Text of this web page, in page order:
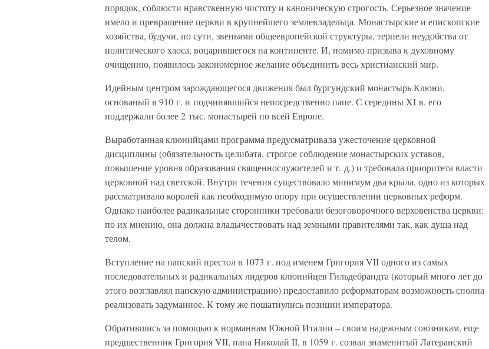
порядок, соблюсти нравственную чистоту и каноническую строгость. Серьезное значение
имело и превращение церкви в крупнейшего землевладельца. Монастырские и епископские
хозяйства, будучи, по сути, звеньями общеевропейской структуры, терпели неудобства от
политического хаоса, воцарившегося на континенте. И, помимо призыва к духовному
очищению, появилось закономерное желание объединить весь христианский мир.
Идейным центром зарождающегося движения был бургундский монастырь Клюни,
основаный в 910 г. и подчинявшийся непосредственно папе. С середины XI в. его
поддержали более 2 тыс. монастырей по всей Европе.
Выработанная клюнийцами программа предусматривала ужесточение церковной
дисциплины (обязательность целибата, строгое соблюдение монастырских уставов,
повышение уровня образования священнослужителей и т. д.) и требовала приоритета власти
церковной над светской. Внутри течения существовало минимум два крыла, одно из которых
рассматривало королей как необходимую опору при осуществлении церковных реформ.
Однако наиболее радикальные сторонники требовали безоговорочного верховенства церкви:
по их мнению, она должна владычествовать над земными правителями так, как душа над
телом.
Вступление на папский престол в 1073 г. под именем Григория VII одного из самых
последовательных и радикальных лидеров клюнийцев Гильдебрандта (который много лет до
этого возглавлял папскую администрацию) предоставило реформаторам возможность сполна
реализовать задуманное. К тому же пошатнулись позиции императора.
Обратившись за помощью к норманнам Южной Италии – своим надежным союзникам, еще
предшественник Григория VII, папа Николай II, в 1059 г. созвал знаменитый Латеранский